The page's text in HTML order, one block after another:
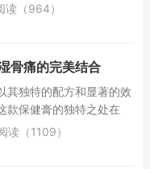
里，我们...
读（964）
骨痛的完美结合
其独特的配方和显著的效
款保健膏的独特之处在
材，再配...
读（1109）